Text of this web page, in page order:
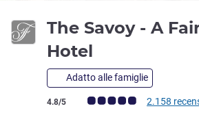
The Savoy - A
Hotel
Adatto alle famiglie
Giudizio clienti (Valutazione ALL)
4.8/5 2.158